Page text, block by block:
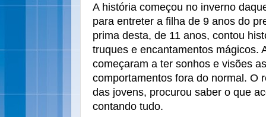
A história começou no inverno
para entreter a filha de 9 anos do
prima desta, de 11 anos, contou
truques e encantamentos mágicos.
começaram a ter sonhos e visões
comportamentos fora do normal. O
das jovens, procurou saber o que
contando tudo.